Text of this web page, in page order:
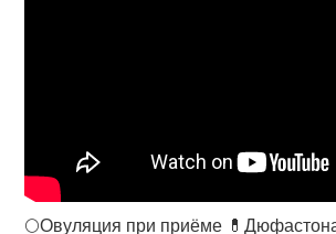
🌕Овуляция при приёме